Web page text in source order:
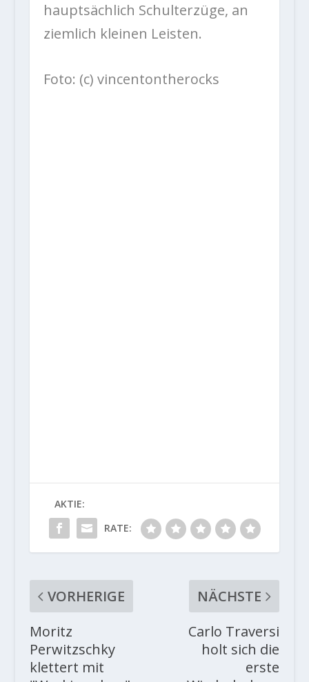
hauptsächlich Schulterzüge, an
ziemlich kleinen Leisten.
Foto: (c) vincentontherocks
AKTIE:
RATE:
VORHERIGE
Moritz
Perwitzschky
klettert mit
NÄCHSTE
Carlo Traversi
holt sich die
erste